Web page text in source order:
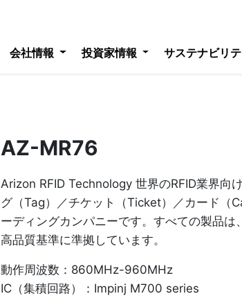
会社情報 投資家情報 サステナビリ
AZ-MR76
Arizon RFID Technology 世界のRFID業界向
グ（Tag）／チケット（Ticket）／カード（
ーディングカンパニーです。すべての製品
高品質基準に準拠しています。
動作周波数：860MHz-960MHz
IC（集積回路）：Impinj M700 series